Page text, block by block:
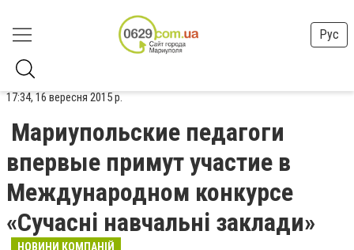
Рус
17:34, 16 вересня 2015 р.
Мариупольские педагоги
впервые примут участие в
Международном конкурсе
«Сучаснi навчальнi заклади»
НОВИНИ КОМПАНІЙ